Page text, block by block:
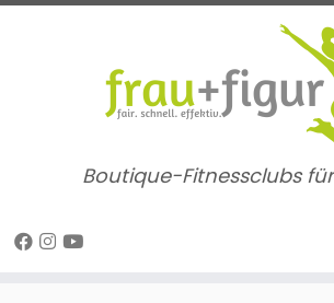
Zum
Boutique-Fitnessclubs